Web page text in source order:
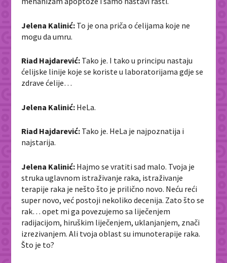
Jelena Kalinić: To je ona priča o ćelijama koje ne
mogu da umru.
Riad Hajdarević: Tako je. I tako u principu nastaju
ćelijske linije koje se koriste u laboratorijama gdje se
zdrave ćelije…
Jelena Kalinić: HeLa.
Riad Hajdarević: Tako je. HeLa je najpoznatija i
najstarija.
Jelena Kalinić: Hajmo se vratiti sad malo. Tvoja je
struka uglavnom istraživanje raka, istraživanje
terapije raka je nešto što je prilično novo. Neću reći
super novo, već postoji nekoliko decenija. Zato što se
rak… opet mi ga povezujemo sa liječenjem
radijacijom, hiruškim liječenjem, uklanjanjem, znači
izrezivanjem. Ali tvoja oblast su imunoterapije raka.
Što je to?